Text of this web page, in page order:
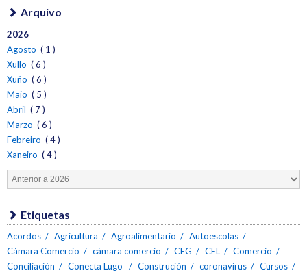
Arquivo
2026
Agosto ( 1 )
Xullo ( 6 )
Xuño ( 6 )
Maio ( 5 )
Abril ( 7 )
Marzo ( 6 )
Febreiro ( 4 )
Xaneiro ( 4 )
Etiquetas
Acordos Agricultura Agroalimentario
Autoescolas
Cámara Comercio
cámara comercio CEG CEL
Comercio
Conciliación
Conecta Lugo Construción coronavirus
Cursos